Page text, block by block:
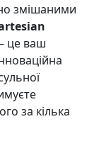
змішаними
це ваш
за кілька